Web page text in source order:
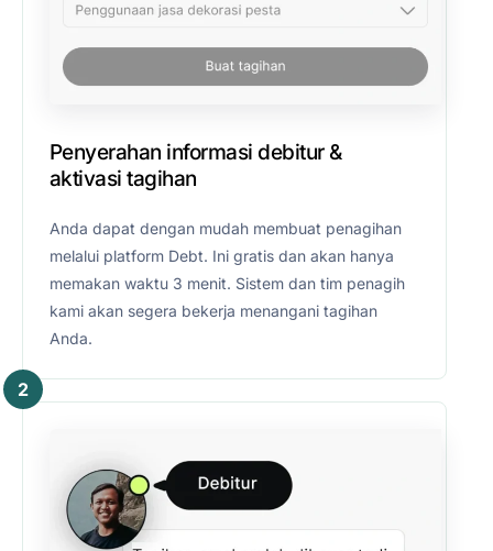
Penyerahan informasi debitur &
aktivasi tagihan
Anda dapat dengan mudah membuat penagihan
melalui platform Debt. Ini gratis dan akan hanya
memakan waktu 3 menit. Sistem dan tim penagih
kami akan segera bekerja menangani tagihan
Anda.
2